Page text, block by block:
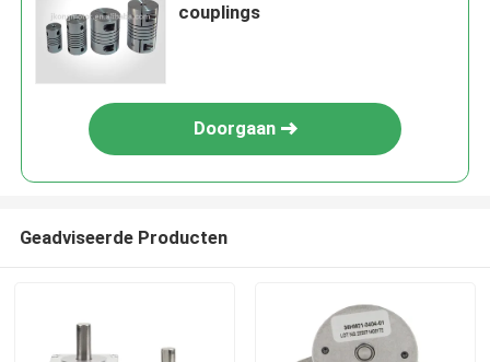
couplings
Doorgaan
Geadviseerde Producten